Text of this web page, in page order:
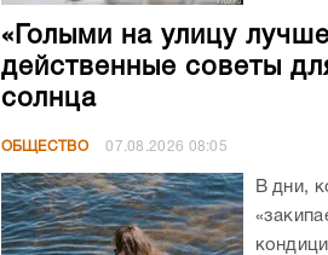
«Голыми на улицу
действенные советы
солнца
ОБЩЕСТВО 07.08.2026 08:05
В дни,